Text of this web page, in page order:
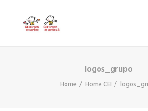
VIRGEN DE CORTES
logos_grupo
Home Home CEI